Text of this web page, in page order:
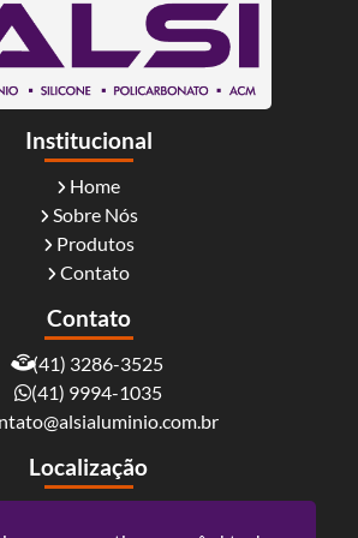
Institucional
Home
Sobre Nós
Produtos
Contato
Contato
(41) 3286-3525
(41) 9994-1035
Localização